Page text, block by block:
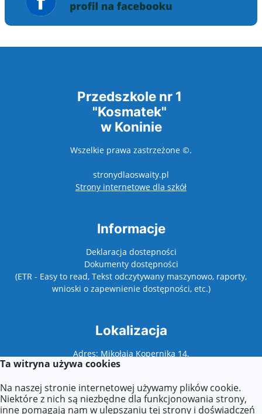
Przedszkole nr 1
"Kosmatek"
w Koninie
Wszelkie prawa zastrzeżone ©.
stronydlaoswaity.pl
Strony internetowe dla szkółotwiera się w
Informacje
Deklaracja dostepności
Dokumenty dostępności
(ETR - Easy to read, Tekst odczytywany maszynowo, raporty,
wnioski o zapewnienie dostępności, etc.)
Lokalizacja
Adres: Mikołaja Kopernika 14,
Ta witryna używa cookies
Na naszej stronie internetowej używamy plików cookie.
Niektóre z nich są niezbędne dla funkcjonowania strony,
inne pomagają nam w ulepszaniu tej strony i doświadczeń